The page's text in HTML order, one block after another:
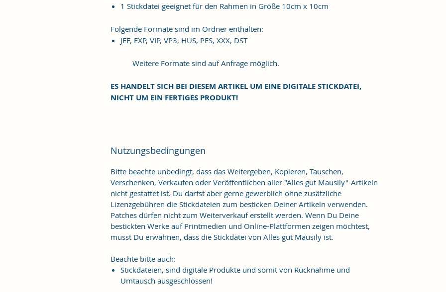
1 Stickdatei geeignet für den Rahmen in Größe 10cm x 10cm
Folgende Formate sind im Ordner enthalten:
JEF, EXP, VIP, VP3, HUS, PES, XXX, DST
Weitere Formate sind auf Anfrage möglich.
ES HANDELT SICH BEI DIESEM ARTIKEL UM EINE DIGITALE STICKDATEI,
NICHT UM EIN FERTIGES PRODUKT!
Nutzungsbedingungen
Bitte beachte unbedingt, dass das Weitergeben, Kopieren, Tauschen,
Verschenken, Verkaufen oder Veröffentlichen aller "Alles gut Mausily"-Artikeln
nicht gestattet ist. Du darfst aber gerne gewerblich ohne zusätzliche
Lizenzgebühren die Stickdateien zum besticken Deiner Artikeln verwenden.
Patches dürfen nicht zum Weiterverkauf erstellt werden. Wenn Du Deine
bestickten Werke auf Printmedien und Online-Plattformen zeigen möchtest,
musst Du erwähnen, dass die Stickdatei von Alles gut Mausily ist.
Beachte bitte auch:
Stickdateien, sind digitale Produkte und somit von Rücknahme und
Umtausch ausgeschlossen!